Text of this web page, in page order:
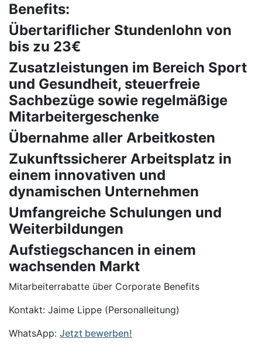
Benefits:
Übertariflicher Stundenlohn von
bis zu 23€
Zusatzleistungen im Bereich Sport
und Gesundheit, steuerfreie
Sachbezüge sowie regelmäßige
Mitarbeitergeschenke
Übernahme aller Arbeitkosten
Zukunftssicherer Arbeitsplatz in
einem innovativen und
dynamischen Unternehmen
Umfangreiche Schulungen und
Weiterbildungen
Aufstiegschancen in einem
wachsenden Markt
Mitarbeiterrabatte über Corporate Benefits
Kontakt: Jaime Lippe (Personalleitung)
WhatsApp: Jetzt bewerben!